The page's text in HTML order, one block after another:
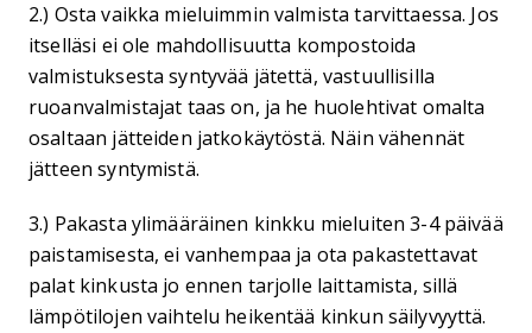
2.) Osta vaikka mieluimmin valmista tarvittaessa. Jos
itselläsi ei ole mahdollisuutta kompostoida
valmistuksesta syntyvää jätettä, vastuullisilla
ruoanvalmistajat taas on, ja he huolehtivat omalta
osaltaan jätteiden jatkokäytöstä. Näin vähennät
jätteen syntymistä.
3.) Pakasta ylimääräinen kinkku mieluiten 3-4 päivää
paistamisesta, ei vanhempaa ja ota pakastettavat
palat kinkusta jo ennen tarjolle laittamista, sillä
lämpötilojen vaihtelu heikentää kinkun säilyvyyttä.